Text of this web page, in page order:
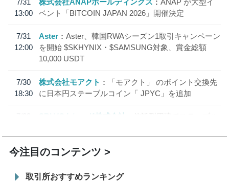
13:00
ベント「BITCOIN JAPAN 2026」開催決定
7/31
12:00
Aster
Aster、韓国RWAシーズン1取引キャンペーン
を開始 $SKHYNIX・$SAMSUNG対象、賞金総額
10,000 USDT
7/30
18:30
株式会社モアクト
「モアクト」 のポイント交換先
に日本円ステーブルコイン「 JPYC」を追加
7/29
SBI VCトレード株式会社
信託型円建てステーブル
今注目のコンテンツ
取引所おすすめランキング